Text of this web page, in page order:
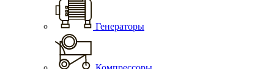
Генераторы